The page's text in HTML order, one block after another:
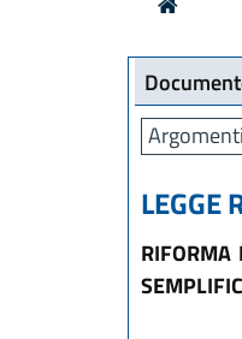
Argomenti
LEGGE
RIFORMA